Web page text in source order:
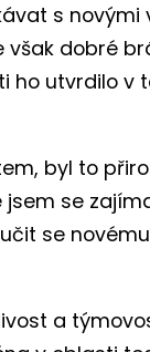
s novými
dobré
ho utvrdilo v
byl to
se
se
a